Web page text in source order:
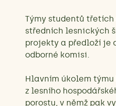
Týmy studentů
středních lesnických
projekty a předloží je
odborné komisi.
Hlavním úkolem
z lesního
porostu, v němž pak